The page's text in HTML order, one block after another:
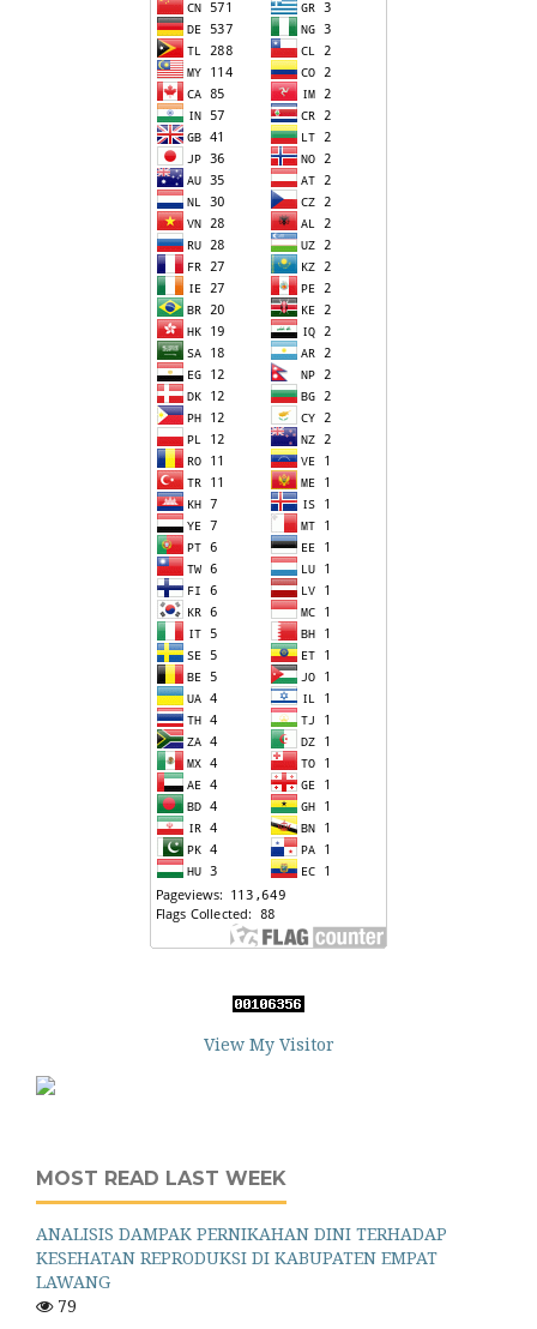
View My Visitor
MOST READ LAST WEEK
ANALISIS DAMPAK PERNIKAHAN DINI TERHADAP
KESEHATAN REPRODUKSI DI KABUPATEN EMPAT
LAWANG
79